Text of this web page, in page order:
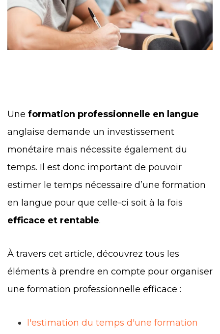
Une formation professionnelle en langue
anglaise demande un investissement
monétaire mais nécessite également du
temps. Il est donc important de pouvoir
estimer le temps nécessaire d’une formation
en langue pour que celle-ci soit à la fois
efficace et rentable.
À travers cet article, découvrez tous les
éléments à prendre en compte pour organiser
une formation professionnelle efficace :
l'estimation du temps d'une formation